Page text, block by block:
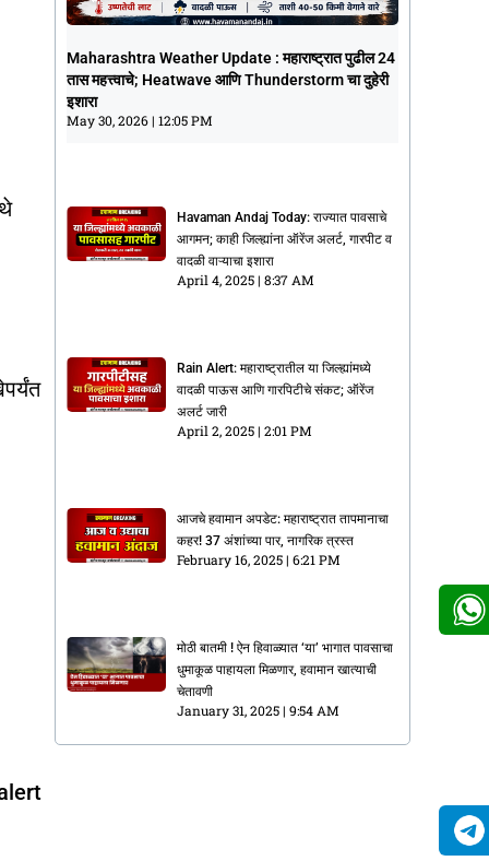
Maharashtra Weather Update : महाराष्ट्रात पुढील 24
तास महत्त्वाचे; Heatwave आणि Thunderstorm चा दुहेरी
इशारा
May 30, 2026 12:05 PM
महाराष्ट्रात पुढील 24 तास महत्त्वाचे;
Heatwave आणि Thunderstorm चा दुहेरी
May 30, 2026
Havaman Andaj Today: राज्यात पावसाचे
आगमन; काही जिल्ह्यांना ऑरेंज अलर्ट, गारपीट व
वादळी वाऱ्याचा इशारा
April 4, 2025 8:37 AM
Rain Alert: महाराष्ट्रातील या जिल्ह्यांमध्ये
वादळी पाऊस आणि गारपिटीचे संकट; ऑरेंज
अलर्ट जारी
April 2, 2025 2:01 PM
आजचे हवामान अपडेट: महाराष्ट्रात तापमानाचा
कहर! 37 अंशांच्या पार, नागरिक त्रस्त
February 16, 2025 6:21 PM
मोठी बातमी ! ऐन हिवाळ्यात ‘या’ भागात पावसाचा
धुमाकूळ पाहायला मिळणार, हवामान खात्याची
चेतावणी
January 31, 2025 9:54 AM